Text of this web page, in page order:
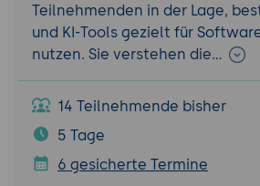
Teilnehmenden in der Lage,
und KI-Tools gezielt für
nutzen. Sie verstehen die…
14 Teilnehmende bisher
5 Tage
6 gesicherte Termine